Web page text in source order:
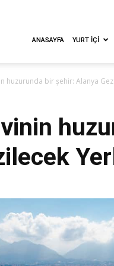
ANASAYFA YURT İÇI
huzurunda bir şehir: Alanya